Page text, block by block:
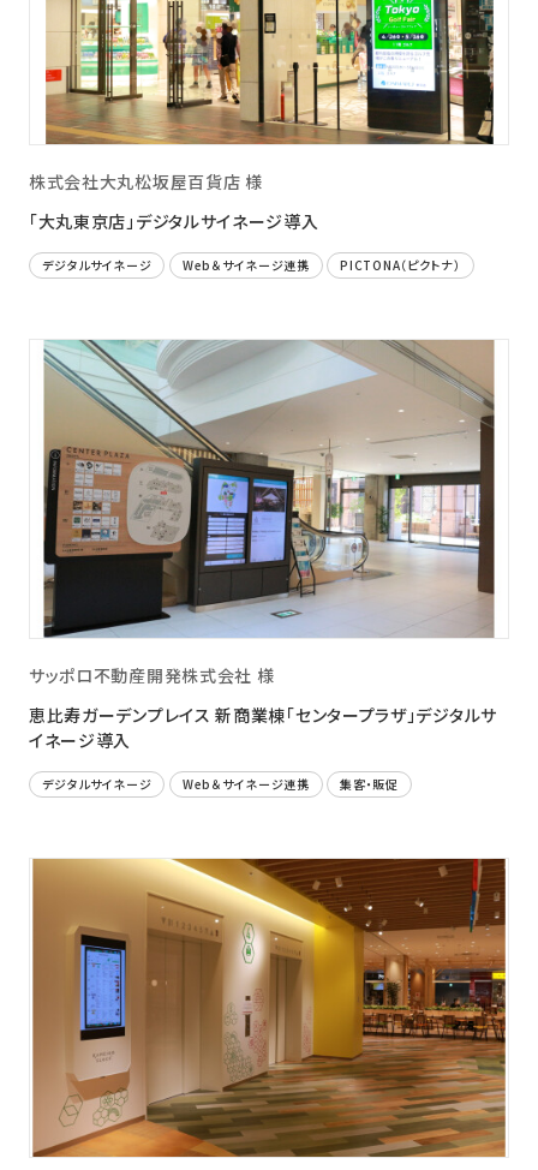
株式会社大丸松坂屋百貨店 様
「大丸東京店」デジタルサイネージ導入
デジタルサイネージ Web＆サイネージ連携 PICTONA（ピクトナ）
サッポロ不動産開発株式会社 様
恵比寿ガーデンプレイス 新商業棟「センタープラザ」デジタルサ
イネージ導入
デジタルサイネージ Web＆サイネージ連携 集客・販促